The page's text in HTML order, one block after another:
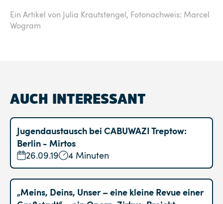
Ein Artikel von Julia Krautstengel, Fotonachweis: Marcel
Wogram
AUCH INTERESSANT
Jugendaustausch bei CABUWAZI Treptow:
Berlin - Mirtos
26.09.19 4 Minuten
„Meins, Deins, Unser – eine kleine Revue einer